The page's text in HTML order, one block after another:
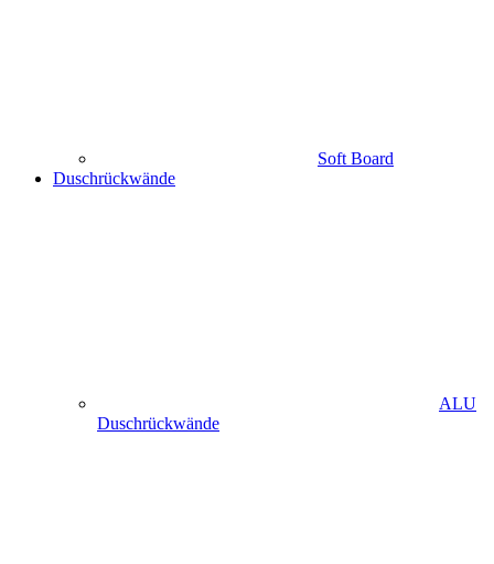
Soft Board
Duschrückwände
ALU
Duschrückwände